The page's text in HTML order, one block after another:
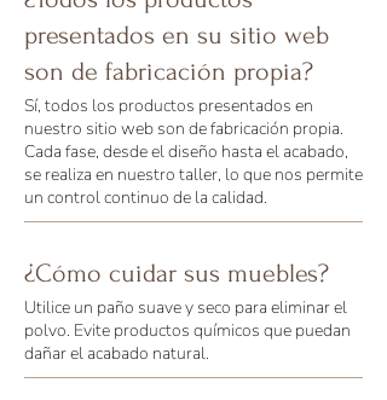
presentados en su sitio web
son de fabricación propia?
Sí, todos los productos presentados en
nuestro sitio web son de fabricación propia.
Cada fase, desde el diseño hasta el acabado,
se realiza en nuestro taller, lo que nos permite
un control continuo de la calidad.
¿Cómo cuidar sus muebles?
Utilice un paño suave y seco para eliminar el
polvo. Evite productos químicos que puedan
dañar el acabado natural.